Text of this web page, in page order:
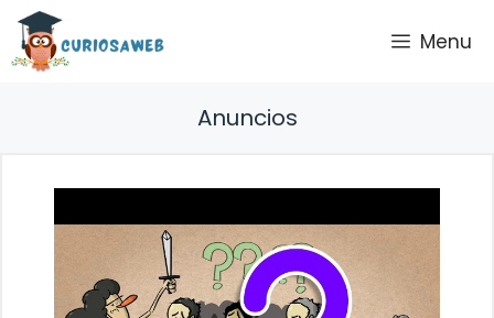
Saltar
contenido
Menu
Anuncios